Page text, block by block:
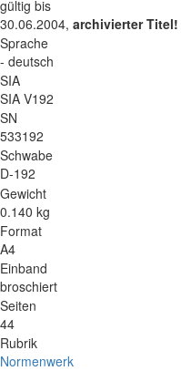
gültig bis
30.06.2004, archivierter Titel!
Sprache
- deutsch
SIA
SIA V192
SN
533192
Schwabe
D-192
Gewicht
0.140 kg
Format
A4
Einband
broschiert
Seiten
44
Rubrik
Normenwerk